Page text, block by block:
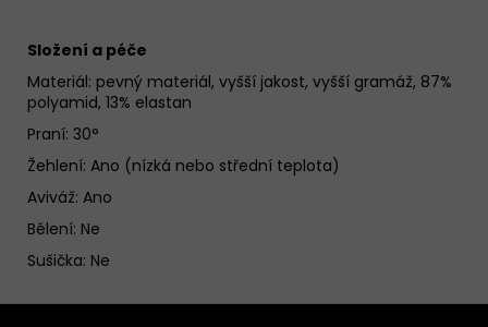
Složení a péče
Materiál: pevný materiál, vyšší jakost, vyšší gramáž, 87%
polyamid, 13% elastan
Praní: 30°
Žehlení: Ano (nízká nebo střední teplota)
Aviváž: Ano
Bělení: Ne
Sušička: Ne